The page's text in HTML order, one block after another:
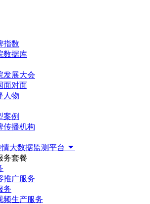
指数
数据库
发展大会
面对面
人物
案例
传播机构
大数据监测平台
务套餐
推广服务
务
频生产服务